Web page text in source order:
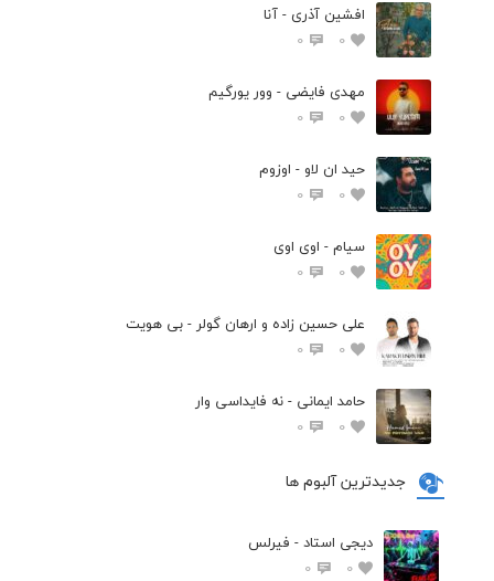
افشین آذری - آنا
0
0
مهدی فایضی - وور یورگیم
0
0
حید ان لاو - اوزوم
0
0
سیام - اوی اوی
0
0
علی حسین زاده و ارهان گولر - بی هویت
0
0
حامد ایمانی - نه فایداسی وار
0
0
جدیدترین آلبوم ها
دیجی استاد - فیرلس
0
0